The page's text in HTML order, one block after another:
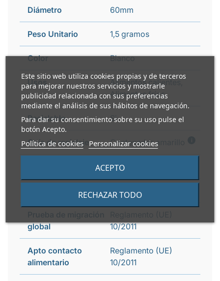
Este sitio web utiliza cookies propias y de terceros
para mejorar nuestros servicios y mostrarle
publicidad relacionada con sus preferencias
mediante el análisis de sus hábitos de navegación.
Para dar su consentimiento sobre su uso pulse el
botón Acepto.
Política de cookies Personalizar cookies
RECHAZAR TODO
ACEPTO
Diámetro 60mm
Peso Unitario 1,5 gramos
Color Blanco
Usos
Alimentos calientes,
Alimentos fríos
Reciclable Si
Guía de reciclaje Contenedor amarillo
Tapa Travel
Si
global
10/2011
Apto contacto
alimentario
Reglamento (UE)
10/2011